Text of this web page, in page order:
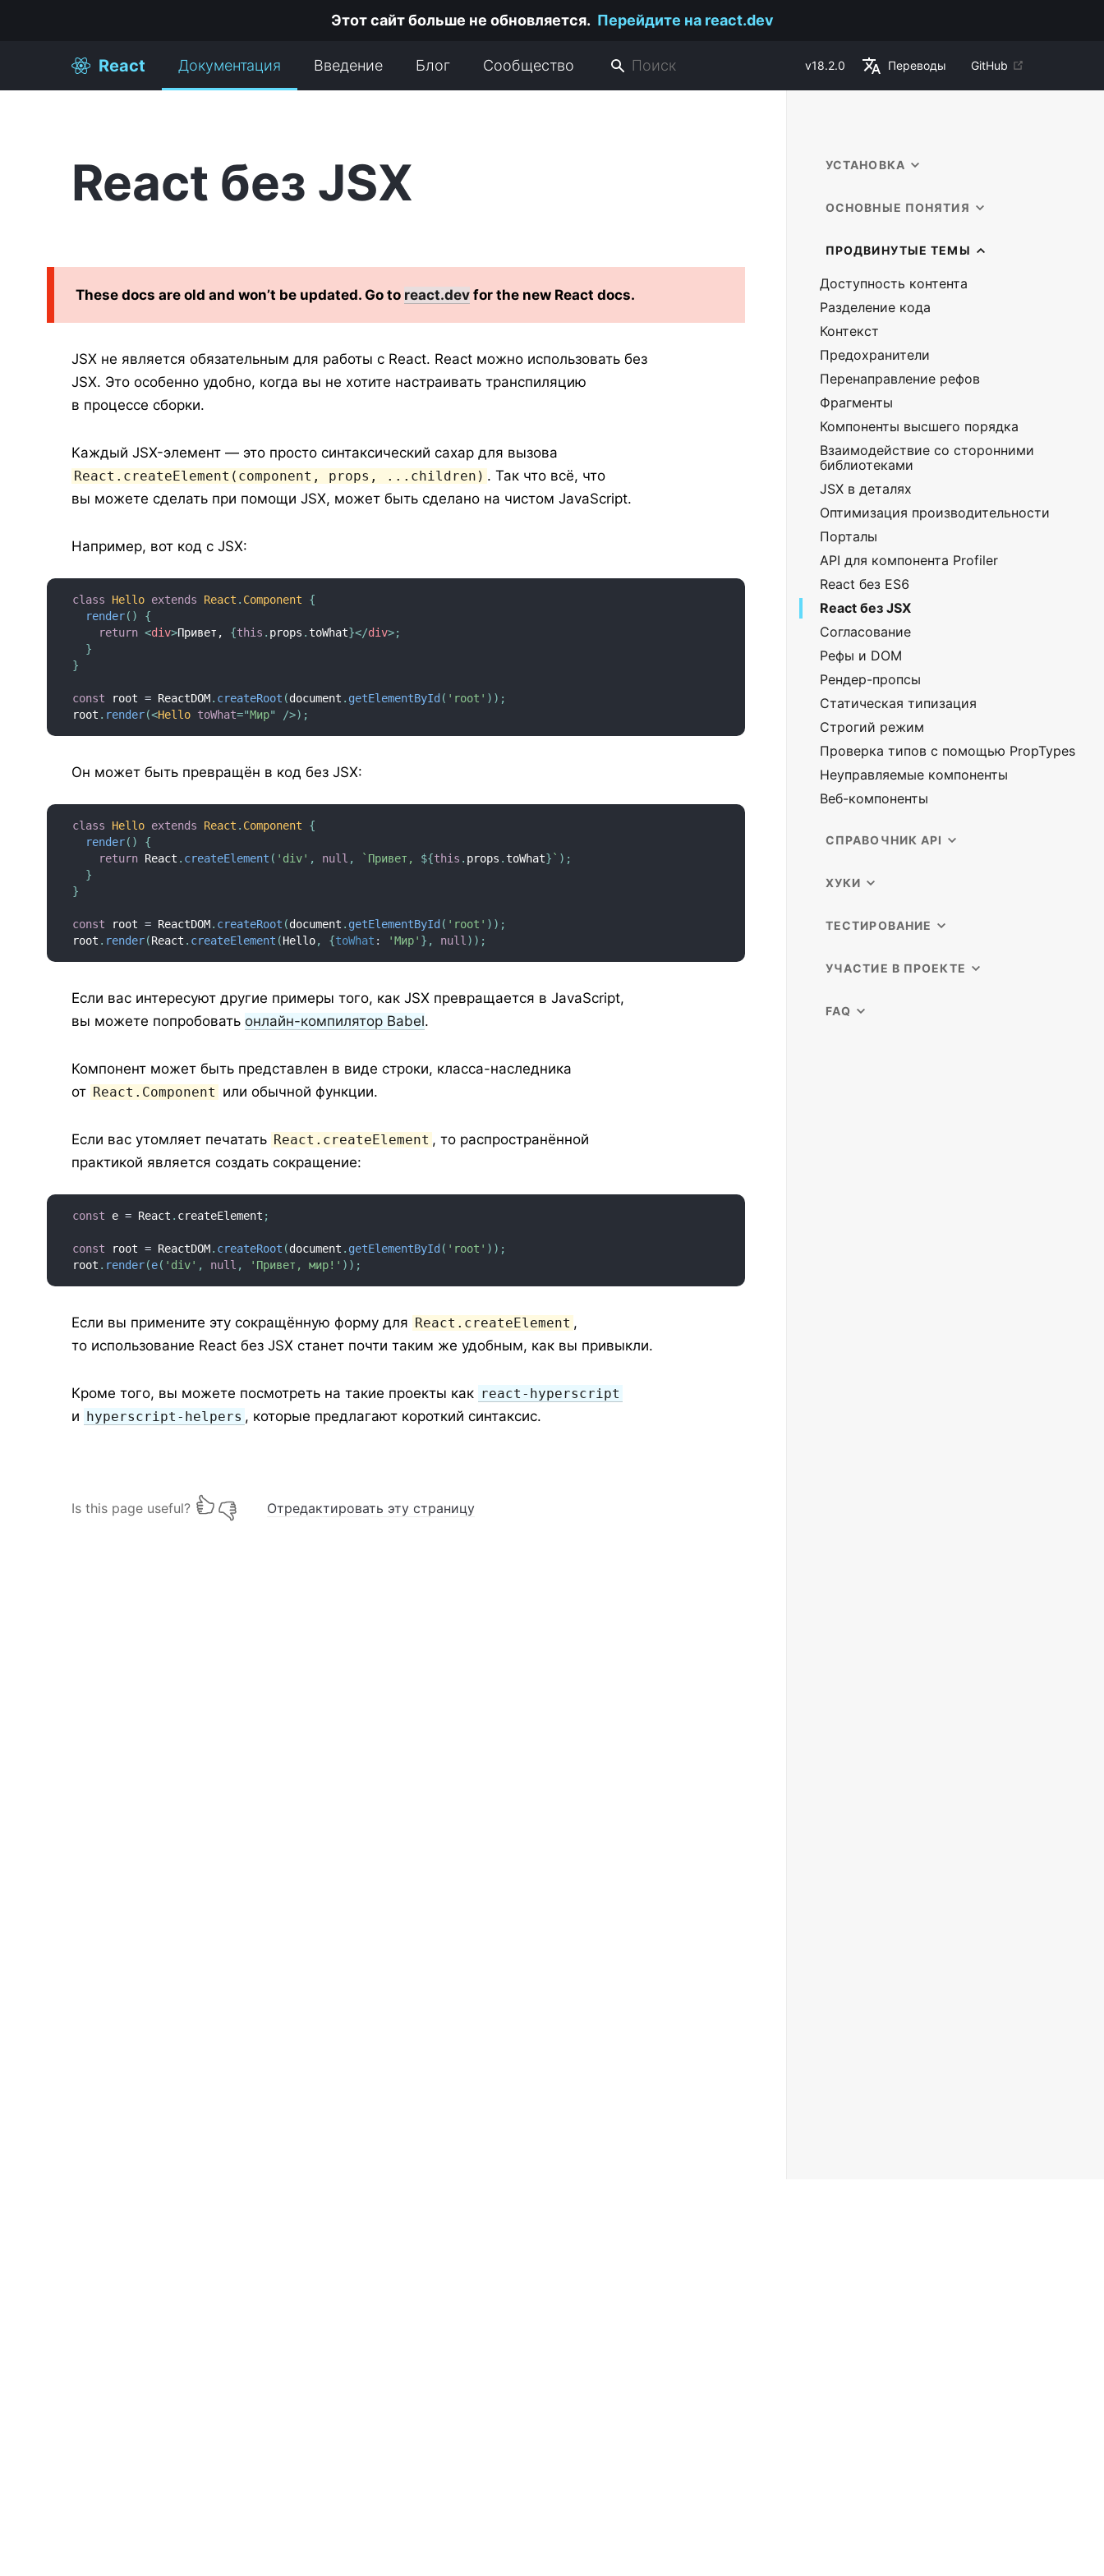
Этот сайт больше не обновляется. Перейдите на react.dev
React Документация Введение Блог Сообщество v18.2.0 Переводы GitHub
React без JSX
These docs are old and won’t be updated. Go to react.dev for the new React docs.
JSX не является обязательным для работы с React. React можно использовать без
JSX. Это особенно удобно, когда вы не хотите настраивать транспиляцию
в процессе сборки.
Каждый JSX-элемент — это просто синтаксический сахар для вызова
React.createElement(component, props, ...children) . Так что всё, что
вы можете сделать при помощи JSX, может быть сделано на чистом JavaScript.
Например, вот код с JSX:
class Hello extends React . Component
{
render( )
{
return <div>Привет, {this . props . toWhat}</div>;
}
}
const root = ReactDOM. createRoot (document . getElementById ( 'root' ) ) ;
root . render(<Hello toWhat="Мир" />) ;
Он может быть превращён в код без JSX:
class Hello extends React . Component
{
render( )
{
return React . createElement ( 'div' , null , ` Привет, ${this . props . toWhat} ` ) ;
}
}
const root = ReactDOM. createRoot (document . getElementById ( 'root' ) ) ;
root . render(React . createElement (Hello, {toWhat : 'Мир' } , null ) ) ;
Если вас интересуют другие примеры того, как JSX превращается в JavaScript,
вы можете попробоватьонлайн-компилятор Babel.
Компонент может быть представлен в виде строки, класса-наследника
от React.Component или обычной функции.
Если вас утомляет печатать React.createElement , то распространённой
практикой является создать сокращение:
const e = React . createElement ;
const root = ReactDOM. createRoot (document . getElementById ( 'root' ) ) ;
root . render(e( 'div' , null , 'Привет, мир!' ) ) ;
Если вы примените эту сокращённую форму для React.createElement ,
то использование React без JSX станет почти таким же удобным, как вы привыкли.
Кроме того, вы можете посмотреть на такие проекты как react-hyperscript
и hyperscript-helpers , которые предлагают короткий синтаксис.
Is this page useful? Отредактировать эту страницу
УСТАНОВКА
ОСНОВНЫЕ ПОНЯТИЯ
ПРОДВИНУТЫЕ ТЕМЫ
Доступность контента
Разделение кода
Контекст
Предохранители
Перенаправление рефов
Фрагменты
Компоненты высшего порядка
Взаимодействие со сторонними
библиотеками
JSX в деталях
Оптимизация производительности
Порталы
API для компонента Profiler
React без ES6
React без JSX
Согласование
Рефы и DOM
Рендер-пропсы
Статическая типизация
Строгий режим
Проверка типов с помощью PropTypes
Неуправляемые компоненты
Веб-компоненты
СПРАВОЧНИК API
ХУКИ
ТЕСТИРОВАНИЕ
УЧАСТИЕ В ПРОЕКТЕ
FAQ